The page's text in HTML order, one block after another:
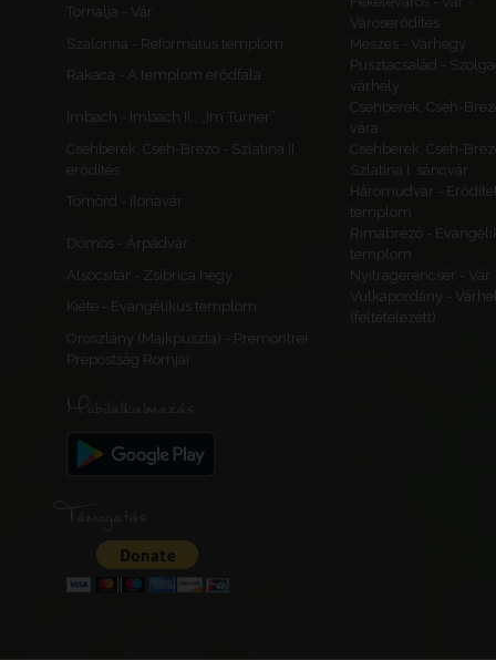
Tornalja - Vár
Városerődítés
Szalonna - Református templom
Meszes - Várhegy
Rakaca - A templom erődfala
Pusztacsalád -
várhely
Imbach - Imbach II., „Im Turner”
Csehberek, Cseh-
vára
Csehberek, Cseh-Brézó - Szlatina II.
erődítés
Csehberek, Cseh-
Szlatina I. sáncvár
Tömörd - Ilonavár
Háromudvar -
templom
Dömös - Árpádvár
Rimabrézó -
templom
Alsócsitár - Zsibrica hegy
Nyitragerencsér - Vár
Kiéte - Evangélikus templom
Vulkapordány -
(feltételezett)
Oroszlány (Majkpuszta) - Premontrei
Prépostság Romjai
Mobilalkalmazás
Támogatás